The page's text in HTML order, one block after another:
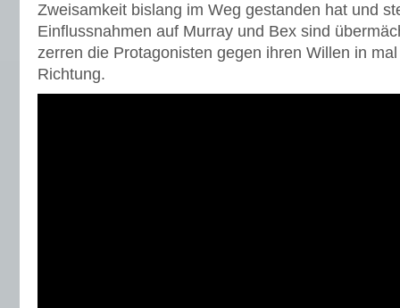
Zweisamkeit bislang im Weg gestanden hat und
Einflussnahmen auf Murray und Bex sind
zerren die Protagonisten gegen ihren Willen in
Richtung.